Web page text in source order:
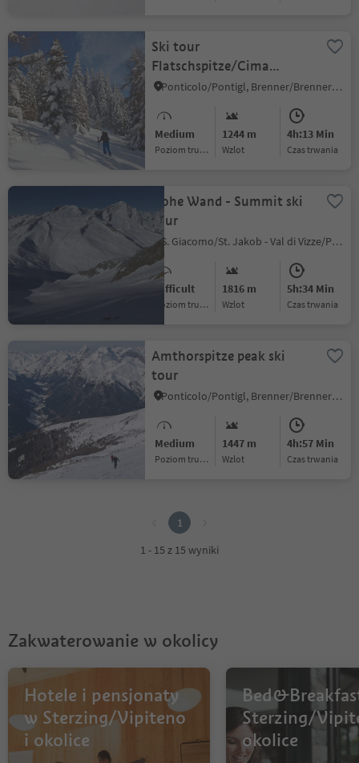
Ski tour
Flatschspitze/Cima
Vallaccia
Ponticolo/Pontigl, Brenner/Brennero, Sterzing/Vipiteno and environs
Medium
Poziom trudności
1244 m
Wzlot
4h:13 Min
czas trwania
Hohe Wand - Summit ski
tour
S. Giacomo/St. Jakob - Val di Vizze/Pfitsch, Pfitsch/Val di Vizze, Sterzing/Vipiteno and environs
Difficult
Poziom trudności
1816 m
Wzlot
5h:34 Min
czas trwania
Amthorspitze peak ski
tour
Ponticolo/Pontigl, Brenner/Brennero, Sterzing/Vipiteno and environs
Medium
Poziom trudności
1447 m
Wzlot
4h:57 Min
czas trwania
1
1 - 15 z 15 wyniki
Zakwaterowanie w okolicy
Hotele i pensjonaty
w Sterzing/Vipiteno
i okolice
Sterzing/
okolice